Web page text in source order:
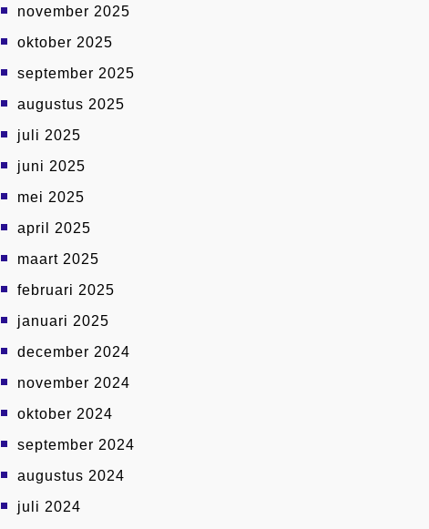
november 2025
oktober 2025
september 2025
augustus 2025
juli 2025
juni 2025
mei 2025
april 2025
maart 2025
februari 2025
januari 2025
december 2024
november 2024
oktober 2024
september 2024
augustus 2024
juli 2024